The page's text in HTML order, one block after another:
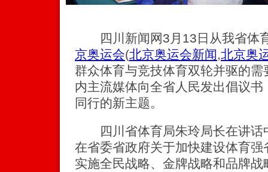
四川新闻网3月13日从我省体
京奥运会(北京奥运会新闻,北京奥
群众体育与竞技体育双轮并驱的
内主流媒体向全省人民发出倡议
同行的新主题。
四川省体育局朱玲局长在讲话
在省委省政府关于加快建设体育
实施全民战略、金牌战略和品牌